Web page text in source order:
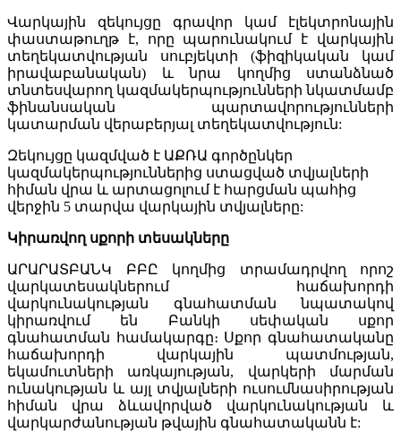
Վարկային զեկույցը գրավոր կամ էլեկտրոնային
փաստաթուղթ է, որը պարունակում է վարկային
տեղեկատվության սուբյեկտի (ֆիզիկական կամ
իրավաբանական) և նրա կողմից ստանձնած
տնտեսվարող կազմակերպությունների նկատմամբ
ֆինանսական պարտավորությունների
կատարման վերաբերյալ տեղեկատվություն:
Զեկույցը կազմված է ԱՔՌԱ գործընկեր
կազմակերպություններից ստացված տվյալների
հիման վրա և արտացոլում է հարցման պահից
վերջին 5 տարվա վարկային տվյալները:
Կիրառվող սքորի տեսակները
ԱՐԱՐԱՏԲԱՆԿ ԲԲԸ կողմից տրամադրվող որոշ
վարկատեսակներում հաճախորդի
վարկունակության գնահատման նպատակով
կիրառվում են Բանկի սեփական սքոր
գնահատման համակարգը։ Սքոր գնահատականը
հաճախորդի վարկային պատմության,
եկամուտների առկայության, վարկերի մարման
ունակության և այլ տվյալների ուսումնասիրության
հիման վրա ձևավորված վարկունակության և
վարկարժանության թվային գնահատականն է: